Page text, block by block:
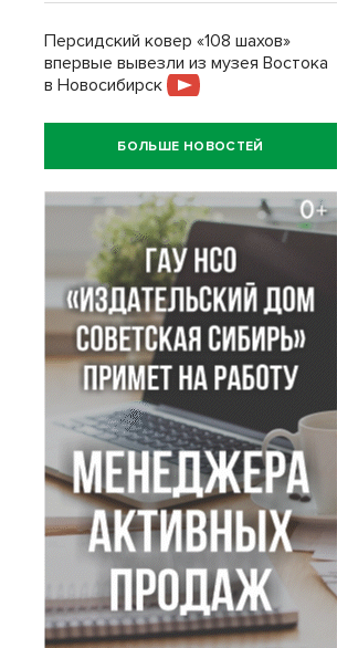
Персидский ковер «108 шахов»
впервые вывезли из музея Востока
в Новосибирск
БОЛЬШЕ НОВОСТЕЙ